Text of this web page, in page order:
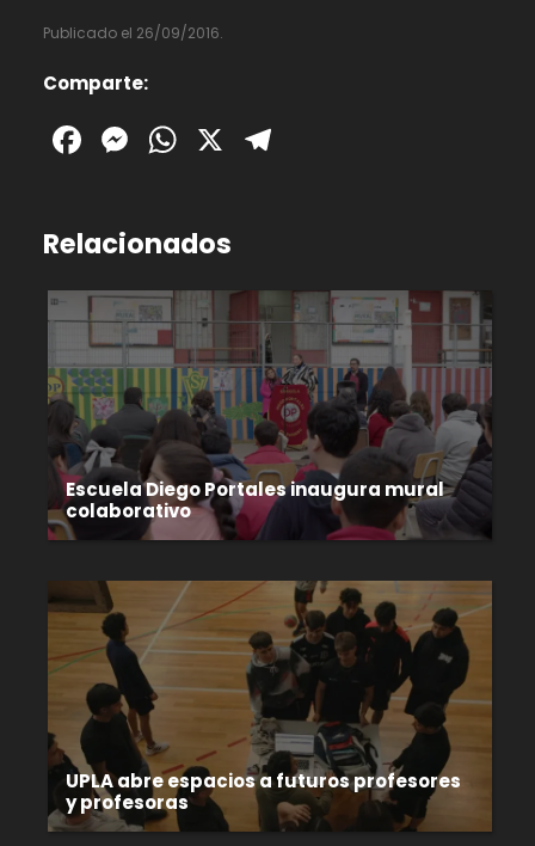
Publicado el 26/09/2016.
Comparte:
Facebook
Messenger
WhatsApp
X
Relacionados
Escuela Diego Portales inaugura mural
colaborativo
UPLA abre espacios a futuros profesores
y profesoras